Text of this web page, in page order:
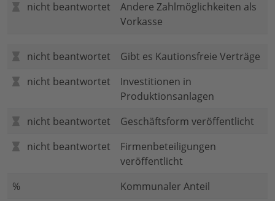
nicht beantwortet
Andere Zahlmöglichkeiten als
Vorkasse
nicht beantwortet
Gibt es Kautionsfreie Verträge
nicht beantwortet
Investitionen in
Produktionsanlagen
nicht beantwortet
Geschäftsform veröffentlicht
nicht beantwortet
Firmenbeteiligungen
veröffentlicht
%
Kommunaler Anteil